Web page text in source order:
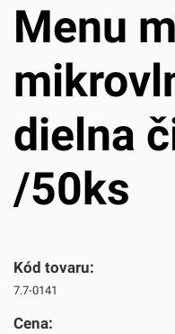
Menu
dielna
/50ks
Kód tovaru:
7.7-0141
Cena: